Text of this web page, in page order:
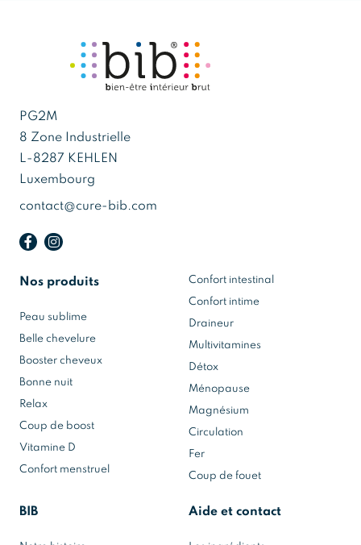
PG2M
8 Zone Industrielle
L-8287 KEHLEN
Luxembourg
contact@cure-bib.com
Nos produits
Peau sublime
Belle chevelure
Booster cheveux
Bonne nuit
Relax
Coup de boost
Vitamine D
Confort menstruel
Confort intestinal
Confort intime
Draineur
Multivitamines
Détox
Ménopause
Magnésium
Circulation
Fer
Coup de fouet
BIB Aide et contact